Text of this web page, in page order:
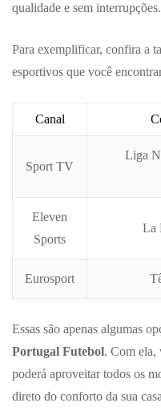
qualidade e sem interrupções.
Para exemplificar, confira a
esportivos que você
Canal
Sport TV
Liga
Eleven
Sports
La
Eurosport
Essas são apenas algumas
Portugal Futebol. Com ela,
poderá aproveitar todos os
direto do conforto da sua